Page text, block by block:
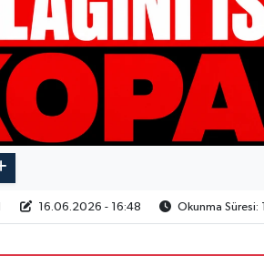
16.06.2026 - 16:48 Okunma Süresi: